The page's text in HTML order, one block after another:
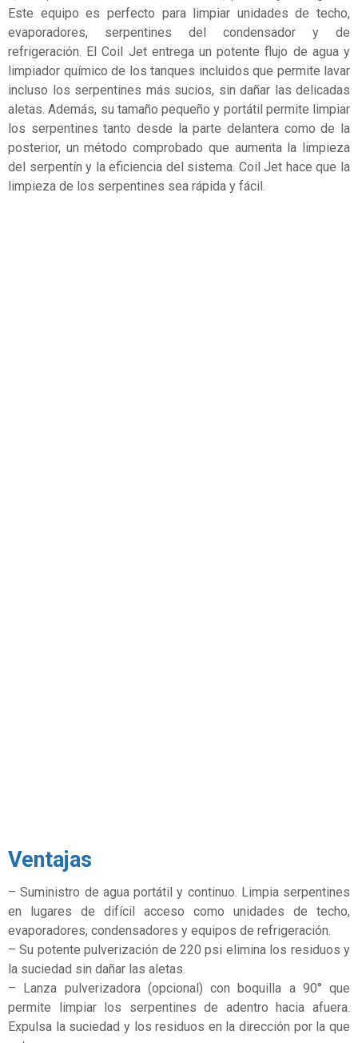
Este equipo es perfecto para limpiar unidades de techo,
evaporadores, serpentines del condensador y de
refrigeración. El Coil Jet entrega un potente flujo de agua y
limpiador químico de los tanques incluidos que permite lavar
incluso los serpentines más sucios, sin dañar las delicadas
aletas. Además, su tamaño pequeño y portátil permite limpiar
los serpentines tanto desde la parte delantera como de la
posterior, un método comprobado que aumenta la limpieza
del serpentín y la eficiencia del sistema. Coil Jet hace que la
limpieza de los serpentines sea rápida y fácil.
Ventajas
– Suministro de agua portátil y continuo. Limpia serpentines
en lugares de difícil acceso como unidades de techo,
evaporadores, condensadores y equipos de refrigeración.
– Su potente pulverización de 220 psi elimina los residuos y
la suciedad sin dañar las aletas.
– Lanza pulverizadora (opcional) con boquilla a 90° que
permite limpiar los serpentines de adentro hacia afuera.
Expulsa la suciedad y los residuos en la dirección por la que